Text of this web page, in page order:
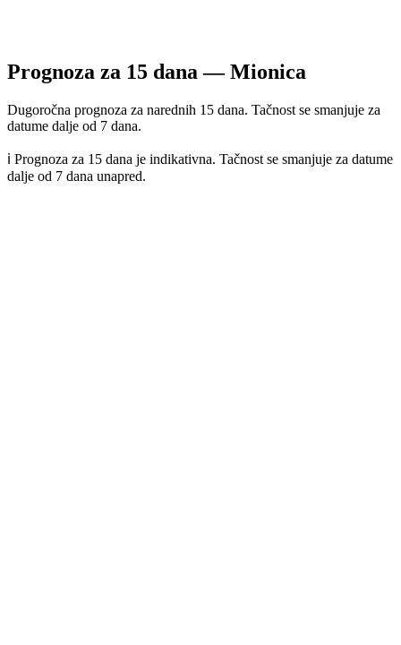
Prognoza za 15 dana —Mionica
Dugoročna prognoza za narednih 15 dana. Tačnost se smanjuje za
datume dalje od 7 dana.
ℹ️ Prognoza za 15 dana je indikativna. Tačnost se smanjuje za datume
dalje od 7 dana unapred.